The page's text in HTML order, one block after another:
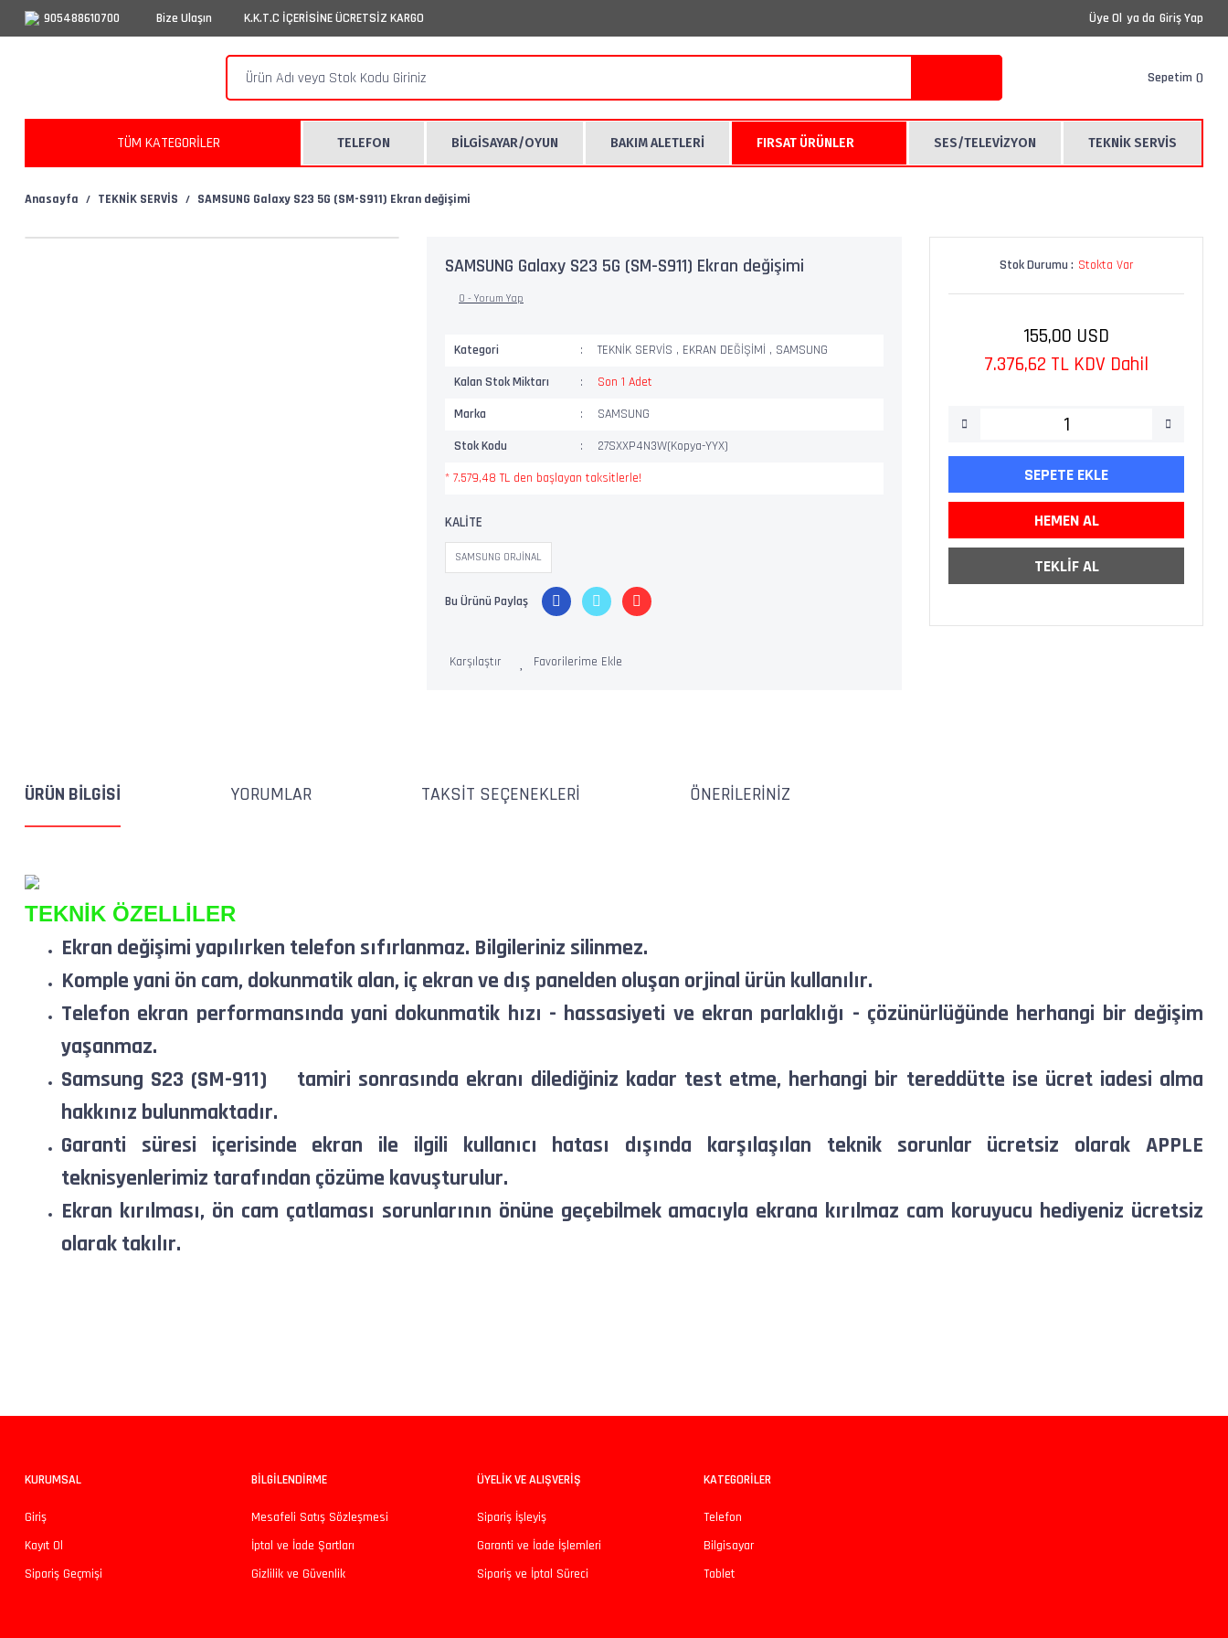
905488610700 Bize Ulaşın K.K.T.C İÇERİSİNE ÜCRETSİZ KARGO Üye Ol ya da Giriş Yap
Sepetim
TÜM KATEGORİLER TELEFON BİLGİSAYAR/OYUN BAKIM ALETLERİ FIRSAT ÜRÜNLER SES/TELEVİZYON TEKNİK SERVİS
Anasayfa TEKNİK SERVİS SAMSUNG Galaxy S23 5G (SM-S911) Ekran değişimi
SAMSUNG Galaxy S23 5G (SM-S911) Ekran değişimi
0 - Yorum Yap
Kategori TEKNİK SERVİS , EKRAN DEĞİŞİMİ , SAMSUNG
Kalan Stok Miktarı
Son 1 Adet
Marka
SAMSUNG
Stok Kodu
27SXXP4N3W(Kopya-YYX)
* 7.579,48 TL den başlayan taksitlerle!
KALİTE
SAMSUNG ORJİNAL
Bu Ürünü Paylaş
Karşılaştır
Stok Durumu : Stokta Var
155,00 USD
7.376,62 TL KDV Dahil
SEPETE EKLE
HEMEN AL
TEKLİF AL
ÜRÜN BILGISI YORUMLAR TAKSIT SEÇENEKLERI ÖNERILERINIZ
TEKNİK ÖZELLİLER
Ekran değişimi yapılırken telefon sıfırlanmaz. Bilgileriniz silinmez.
Komple yani ön cam, dokunmatik alan, iç ekran ve dış panelden oluşan orjinal ürün kullanılır.
Telefon ekran performansında yani dokunmatik hızı - hassasiyeti ve ekran parlaklığı - çözünürlüğünde herhangi bir değişim
yaşanmaz.
Samsung S23 (SM-911)
tamiri sonrasında ekranı dilediğiniz kadar test etme, herhangi bir tereddütte ise ücret iadesi alma
hakkınız bulunmaktadır.
Garanti süresi içerisinde ekran ile ilgili kullanıcı hatası dışında karşılaşılan teknik sorunlar ücretsiz olarak APPLE
teknisyenlerimiz tarafından çözüme kavuşturulur.
Ekran kırılması, ön cam çatlaması sorunlarının önüne geçebilmek amacıyla ekrana kırılmaz cam koruyucu hediyeniz ücretsiz
olarak takılır.
Ürün resmi kalitesiz, bozuk veya görüntülenemiyor.
Ürün bilgilerinde hatalar bulunuyor.
KURUMSAL
Giriş
Kayıt Ol
Sipariş Geçmişi
BİLGİLENDİRME
Mesafeli Satış Sözleşmesi
İptal ve İade Şartları
Gizlilik ve Güvenlik
ÜYELİK VE ALIŞVERİŞ
Sipariş İşleyiş
Garanti ve İade İşlemleri
Sipariş ve İptal Süreci
KATEGORİLER
Telefon
Bilgisayar
Tablet